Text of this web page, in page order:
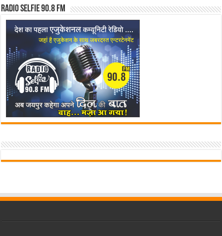
Radio Selfie 90.8 FM